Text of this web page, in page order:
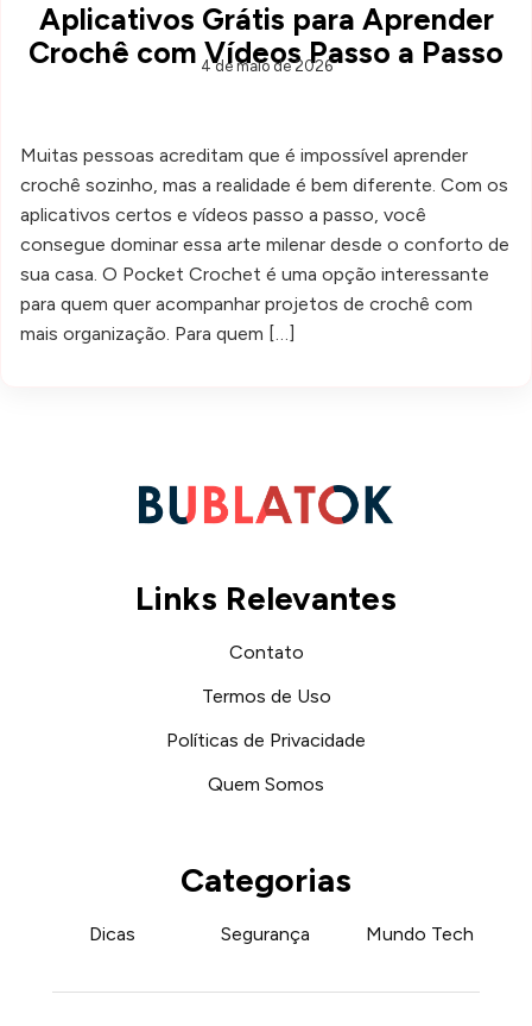
Aplicativos Grátis para Aprender
Crochê com Vídeos Passo a Passo
4 de maio de 2026
Muitas pessoas acreditam que é impossível aprender
crochê sozinho, mas a realidade é bem diferente. Com os
aplicativos certos e vídeos passo a passo, você
consegue dominar essa arte milenar desde o conforto de
sua casa. O Pocket Crochet é uma opção interessante
para quem quer acompanhar projetos de crochê com
mais organização. Para quem […]
Links Relevantes
Contato
Termos de Uso
Políticas de Privacidade
Quem Somos
Categorias
Dicas Segurança Mundo Tech